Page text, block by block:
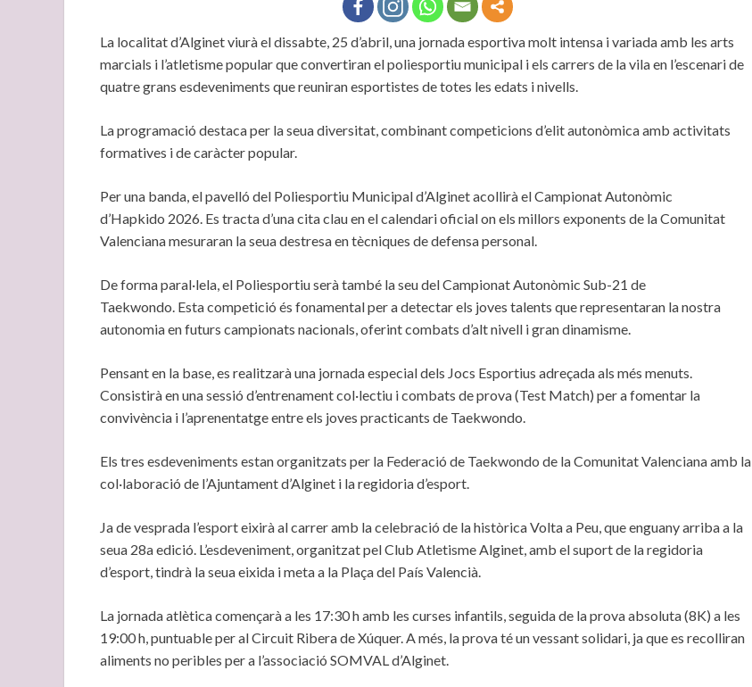
La localitat d’Alginet viurà el dissabte, 25 d’abril, una jornada esportiva molt intensa i variada amb les arts
marcials i l’atletisme popular que convertiran el poliesportiu municipal i els carrers de la vila en l’escenari de
quatre grans esdeveniments que reuniran esportistes de totes les edats i nivells.
La programació destaca per la seua diversitat, combinant competicions d’elit autonòmica amb activitats
formatives i de caràcter popular.
Per una banda, el pavelló del Poliesportiu Municipal d’Alginet acollirà el Campionat Autonòmic
d’Hapkido 2026. Es tracta d’una cita clau en el calendari oficial on els millors exponents de la Comunitat
Valenciana mesuraran la seua destresa en tècniques de defensa personal.
De forma paral·lela, el Poliesportiu serà també la seu del Campionat Autonòmic Sub-21 de
Taekwondo. Esta competició és fonamental per a detectar els joves talents que representaran la nostra
autonomia en futurs campionats nacionals, oferint combats d’alt nivell i gran dinamisme.
Pensant en la base, es realitzarà una jornada especial dels Jocs Esportius adreçada als més menuts.
Consistirà en una sessió d’entrenament col·lectiu i combats de prova (Test Match) per a fomentar la
convivència i l’aprenentatge entre els joves practicants de Taekwondo.
Els tres esdeveniments estan organitzats per la Federació de Taekwondo de la Comunitat Valenciana amb la
col·laboració de l’Ajuntament d’Alginet i la regidoria d’esport.
Ja de vesprada l’esport eixirà al carrer amb la celebració de la històrica Volta a Peu, que enguany arriba a la
seua 28a edició. L’esdeveniment, organitzat pel Club Atletisme Alginet, amb el suport de la regidoria
d’esport, tindrà la seua eixida i meta a la Plaça del País Valencià.
La jornada atlètica començarà a les 17:30 h amb les curses infantils, seguida de la prova absoluta (8K) a les
19:00 h, puntuable per al Circuit Ribera de Xúquer. A més, la prova té un vessant solidari, ja que es recolliran
aliments no peribles per a l’associació SOMVAL d’Alginet.